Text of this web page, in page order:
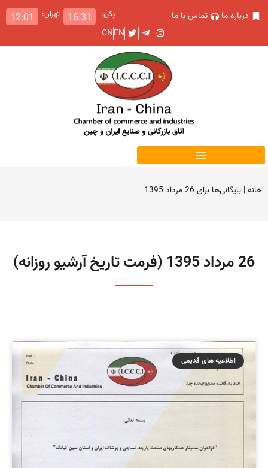
درباره ما تماس با ما پکن: 16:31 تهران: 12:01
EN
CN
خانه| بایگانی‌ها برای 26 مرداد 1395
26 مرداد 1395 (فرمت تاریخ آرشیو روزانه)
اطلاعیه های قدیمی